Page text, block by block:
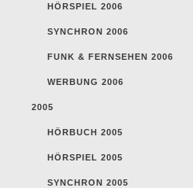
HÖRSPIEL 2006
SYNCHRON 2006
FUNK & FERNSEHEN 2006
WERBUNG 2006
2005
HÖRBUCH 2005
HÖRSPIEL 2005
SYNCHRON 2005